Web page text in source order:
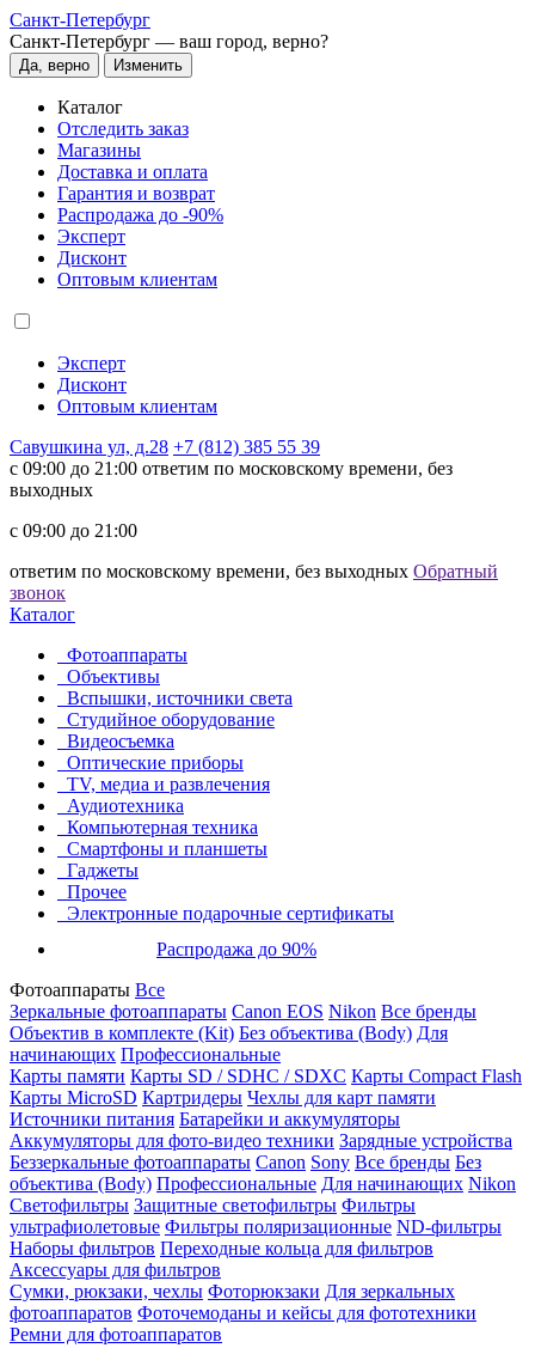
Санкт-Петербург
Санкт-Петербург — ваш город, верно?
Да, верно Изменить
Каталог
Отследить заказ
Магазины
Доставка и оплата
Гарантия и возврат
Распродажа до -90%
Эксперт
Дисконт
Оптовым клиентам
Эксперт
Дисконт
Оптовым клиентам
Савушкина ул, д.28 +7 (812) 385 55 39
c 09:00 до 21:00 ответим по московскому времени, без
выходных
c 09:00 до 21:00
ответим по московскому времени, без выходных Обратный
звонок
Каталог
Фотоаппараты
Объективы
Вспышки, источники света
Студийное оборудование
Видеосъемка
Оптические приборы
TV, медиа и развлечения
Аудиотехника
Компьютерная техника
Смартфоны и планшеты
Гаджеты
Прочее
Электронные подарочные сертификаты
Распродажа до 90%
Фотоаппараты Все
Зеркальные фотоаппараты Canon EOS Nikon Все бренды
Объектив в комплекте (Kit) Без объектива (Body) Для
начинающих Профессиональные
Карты памяти Карты SD / SDHC / SDXC Карты Compact Flash
Карты MicroSD Картридеры Чехлы для карт памяти
Источники питания Батарейки и аккумуляторы
Аккумуляторы для фото-видео техники Зарядные устройства
Беззеркальные фотоаппараты Canon Sony Все бренды Без
объектива (Body) Профессиональные Для начинающих Nikon
Светофильтры Защитные светофильтры Фильтры
ультрафиолетовые Фильтры поляризационные ND-фильтры
Наборы фильтров Переходные кольца для фильтров
Аксессуары для фильтров
Сумки, рюкзаки, чехлы Фоторюкзаки Для зеркальных
фотоаппаратов Фоточемоданы и кейсы для фототехники
Ремни для фотоаппаратов